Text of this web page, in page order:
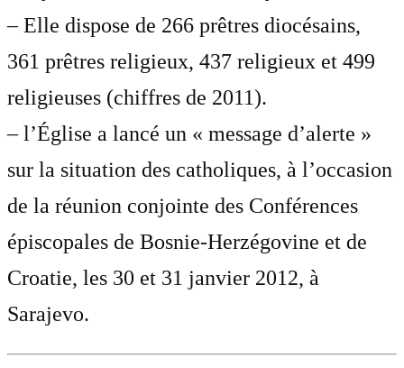
– Elle dispose de 266 prêtres diocésains,
361 prêtres religieux, 437 religieux et 499
religieuses (chiffres de 2011).
– l’Église a lancé un « message d’alerte »
sur la situation des catholiques, à l’occasion
de la réunion conjointe des Conférences
épiscopales de Bosnie-Herzégovine et de
Croatie, les 30 et 31 janvier 2012, à
Sarajevo.